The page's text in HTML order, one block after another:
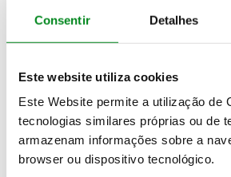
Consentir Detalhes
Este website utiliza cookies
Este Website permite a utilização de
tecnologias similares próprias ou de
armazenam informações sobre a
browser ou dispositivo tecnológico.